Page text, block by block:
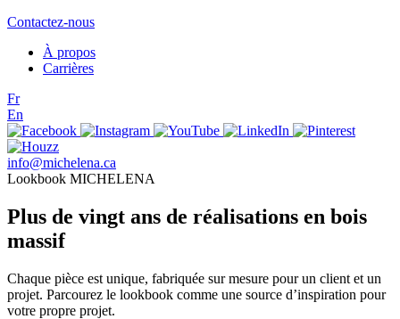
Contactez-nous
À propos
Carrières
Fr
En
info@michelena.ca
Lookbook MICHELENA
Plus de vingt ans de réalisations en bois
massif
Chaque pièce est unique, fabriquée sur mesure pour un client et un
projet. Parcourez le lookbook comme une source d’inspiration pour
votre propre projet.